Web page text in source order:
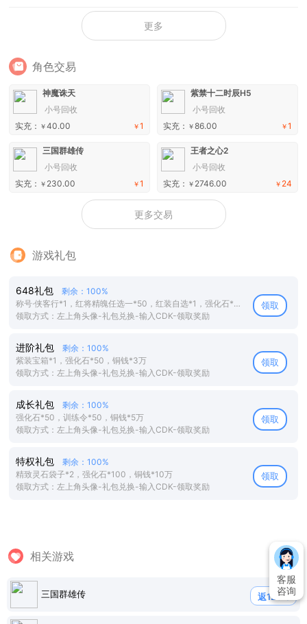
更多
角色交易
神魔诛天
小号回收
￥1
实充： ￥40.00
紫禁十二时辰H5
小号回收
￥1
实充： ￥86.00
三国群雄传
小号回收
￥1
实充： ￥ 230.00
王者之心2
小号回收
￥ 24
实充： ￥ 2746.00
更多交易
游戏礼包
648礼包
剩余：100%
称号·侠客行*1，红将精魄任选一*50，红装自选*1，强化石*500，高级经验书*10
领取方式：左上角头像-礼包兑换-输入CDK-领取奖励
领取
进阶礼包
剩余：100%
紫装宝箱*1，强化石*50，铜钱*3万
领取方式：左上角头像-礼包兑换-输入CDK-领取奖励
领取
成长礼包
剩余：100%
强化石*50，训练令*50，铜钱*5万
领取方式：左上角头像-礼包兑换-输入CDK-领取奖励
领取
特权礼包
剩余：100%
精致灵石袋子*2，强化石*100，铜钱*10万
领取方式：左上角头像-礼包兑换-输入CDK-领取奖励
领取
相关游戏
三国群雄传 返120%
客服
咨询